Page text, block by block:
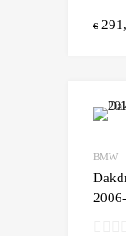
€
BMW